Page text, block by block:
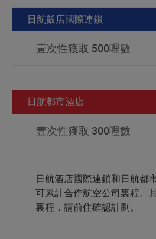
京都大倉酒店
京都大倉酒店 岡崎別邸
福岡大倉酒店
花園飯店（上海）
日航飯店國際連鎖
壹次性獲取 500哩數
札幌JR大厦日航酒店
帯廣NorthLand（北方大
地）日航酒店
筑波日航酒店
東京灣舞濱日航大酒店
日航都市酒店
壹次性獲取 300哩數
札幌中島公園日航都市酒店
青森日航都市酒店
日航酒店國際連鎖和日航都
可累計合作航空公司裏程。
裏程，請前住確認計劃。